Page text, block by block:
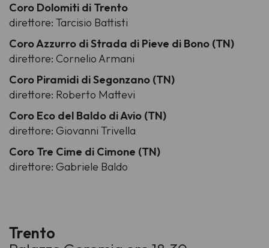
Coro Dolomiti di Trento
direttore: Tarcisio Battisti
Coro Azzurro di Strada di Pieve di Bono (TN)
direttore: Cornelio Armani
Coro Piramidi di Segonzano (TN)
direttore: Roberto Mattevi
Coro Eco del Baldo di Avio (TN)
direttore: Giovanni Trivella
Coro Tre Cime di Cimone (TN)
direttore: Gabriele Baldo
Trento